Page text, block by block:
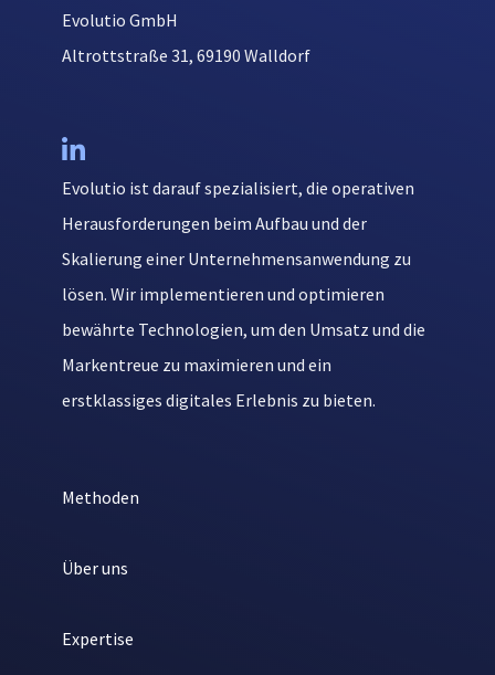
Evolutio GmbH
Altrottstraße 31, 69190 Walldorf

Evolutio ist darauf spezialisiert, die operativen
Herausforderungen beim Aufbau und der
Skalierung einer Unternehmensanwendung zu
lösen. Wir implementieren und optimieren
bewährte Technologien, um den Umsatz und die
Markentreue zu maximieren und ein
erstklassiges digitales Erlebnis zu bieten.
Methoden
Über uns
Expertise